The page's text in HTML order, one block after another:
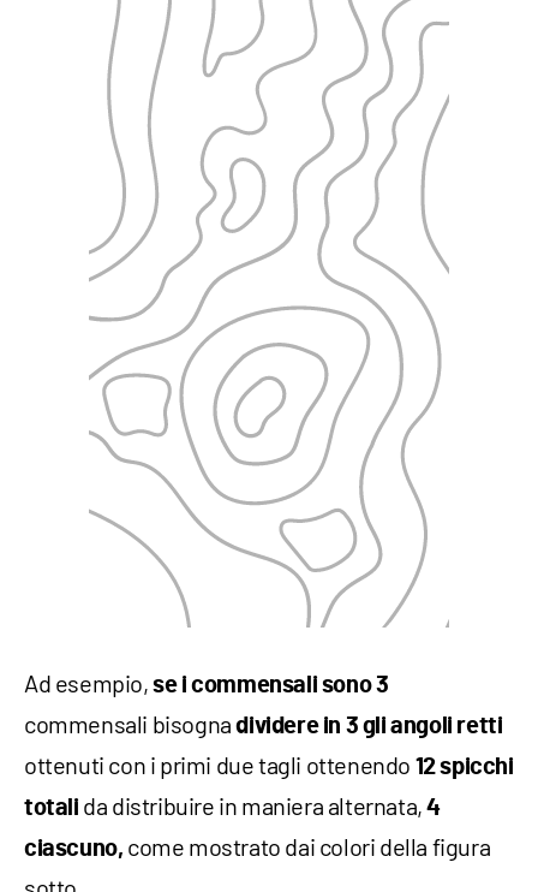
Ad esempio,se i commensali sono 3
commensali bisognadividere in 3 gli angoli retti
ottenuti con i primi due tagli ottenendo 12 spicchi
totali da distribuire in maniera alternata,4
ciascuno, come mostrato dai colori della figura